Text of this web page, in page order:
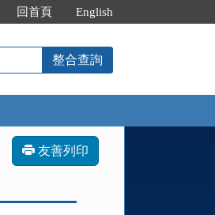
回首頁 English
整合查詢
友善列印